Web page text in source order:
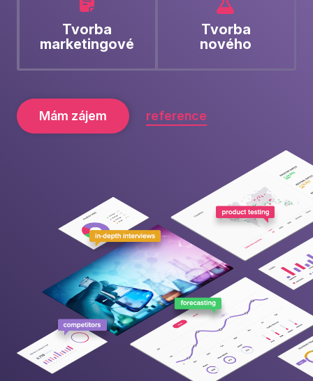
Tvorba
marketingové
Tvorba
nového
Mám zájem reference